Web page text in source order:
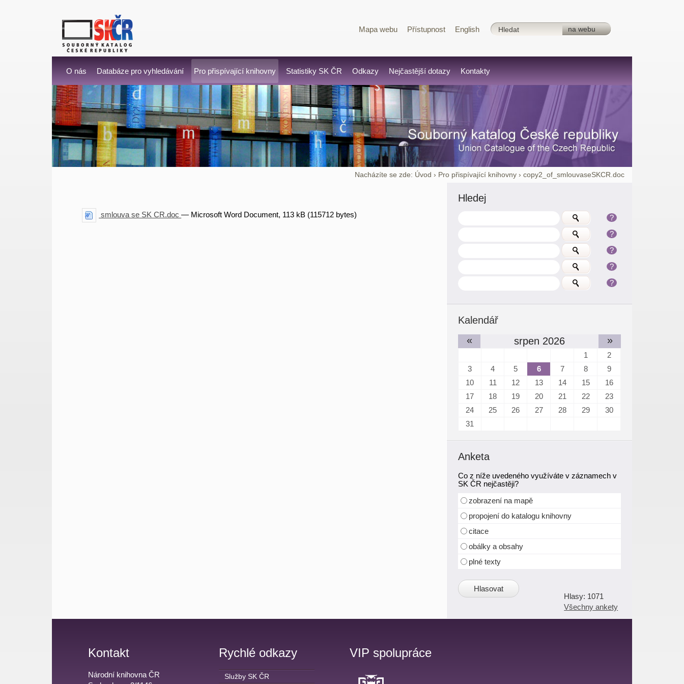
Mapa webu Přístupnost English
O nás Databáze pro vyhledávání Pro přispívající knihovny Statistiky SK ČR Odkazy Nejčastější dotazy Kontakty
Nacházíte se zde: Úvod › Pro přispívající knihovny ›copy2_of_smlouvaseSKCR.doc
smlouva se SK CR.doc— Microsoft Word Document, 113 kB (115712 bytes)
Hledej
?
?
?
?
?
Kalendář
«
srpen 2026 »
1
2
3
4 5 6 7 8
9
10
11 12 13 14 15
16
17
18 19 20 21 22
23
24
25 26 27 28 29
30
31
Anketa
Co z níže uvedeného využíváte v záznamech v
SK ČR nejčastěji?
zobrazení na mapě
propojení do katalogu knihovny
citace
obálky a obsahy
plné texty
1071
Všechny ankety
Kontakt
Národní knihovna ČR
Rychlé odkazy
Služby SK ČR
VIP spolupráce